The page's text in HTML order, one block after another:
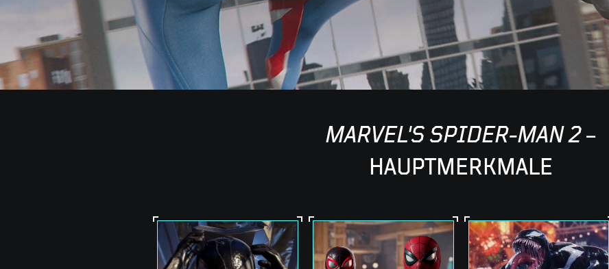
MARVEL'S SPIDER-MAN 2–
HAUPTMERKMALE